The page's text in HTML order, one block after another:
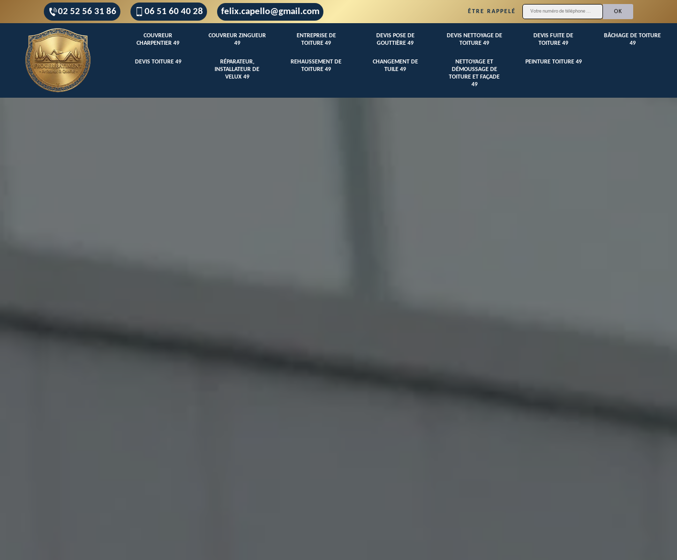
02 52 56 31 86 06 51 60 40 28 felix.capello@gmail.com ÊTRE RAPPELÉ
COUVREUR
CHARPENTIER 49
COUVREUR ZINGUEUR
49
ENTREPRISE DE
TOITURE 49
DEVIS POSE DE
GOUTTIÈRE 49
DEVIS NETTOYAGE DE
TOITURE 49
DEVIS FUITE DE
TOITURE 49
BÂCHAGE DE TOITURE
49
DEVIS TOITURE 49
RÉPARATEUR,
INSTALLATEUR DE
VELUX 49
REHAUSSEMENT DE
TOITURE 49
CHANGEMENT DE
TUILE 49
NETTOYAGE ET
DÉMOUSSAGE DE
TOITURE ET FAÇADE
49
PEINTURE TOITURE 49